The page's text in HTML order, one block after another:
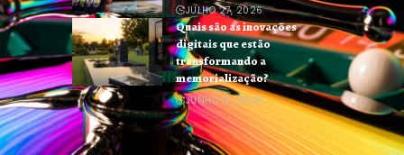
JULHO 27, 2026
Quais são as inovações
digitais que estão
transformando a
memorialização?
JUNHO 16, 2026